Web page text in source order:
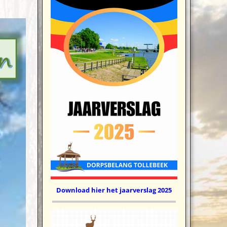
Download hier het jaarverslag 2025